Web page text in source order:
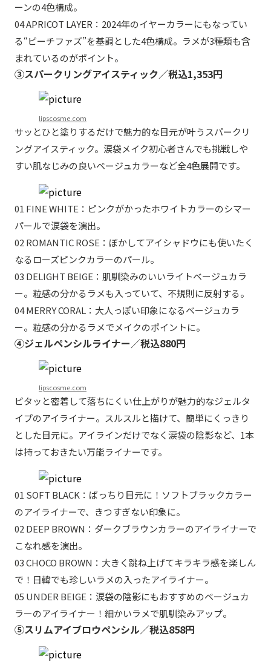
ーンの4色構成。
04 APRICOT LAYER：2024年のイヤーカラーにもなってい
る“ピーチファズ”を基調とした4色構成。ラメが3種類も含
まれているのがポイント。
③スパークリングアイスティック／税込1,353円
lipscosme.com
サッとひと塗りするだけで魅力的な目元が叶うスパークリ
ングアイスティック。涙袋メイク初心者さんでも挑戦しや
すい肌なじみの良いベージュカラーなど全4色展開です。
01 FINE WHITE：ピンクがかったホワイトカラーのシマー
パールで涙袋を演出。
02 ROMANTIC ROSE：ぼかしてアイシャドウにも使いたく
なるローズピンクカラーのパール。
03 DELIGHT BEIGE：肌馴染みのいいライトベージュカラ
ー。粒感の分かるラメも入っていて、不規則に反射する。
04 MERRY CORAL：大人っぽい印象になるベージュカラ
ー。粒感の分かるラメでメイクのポイントに。
④ジェルペンシルライナー／税込880円
lipscosme.com
ピタッと密着して落ちにくい仕上がりが魅力的なジェルタ
イプのアイライナー。スルスルと描けて、簡単にくっきり
とした目元に。アイラインだけでなく涙袋の陰影など、1本
は持っておきたい万能ライナーです。
01 SOFT BLACK：ぱっちり目元に！ソフトブラックカラー
のアイライナーで、きつすぎない印象に。
02 DEEP BROWN：ダークブラウンカラーのアイライナーで
こなれ感を演出。
03 CHOCO BROWN：大きく跳ね上げてキラキラ感を楽しん
で！日韓でも珍しいラメの入ったアイライナー。
05 UNDER BEIGE：涙袋の陰影にもおすすめのベージュカ
ラーのアイライナー！細かいラメで肌馴染みアップ。
⑤スリムアイブロウペンシル／税込858円